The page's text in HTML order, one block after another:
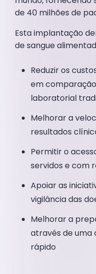
de 40 milhões de
Esta implantação
de sangue
Reduzir os
em
laboratorial
Melhorar a
resultados
Permitir o
servidos e com
Apoiar as
vigilância das
Melhorar a
através de uma
rápido